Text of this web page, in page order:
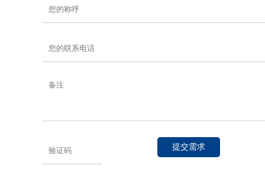
提交需求